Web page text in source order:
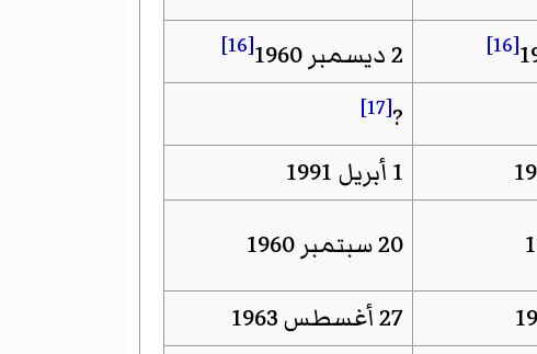
[16] 2 ديسمبر 1960 [16]
?
[17]
1 أبريل 1991
20 سبتمبر 1960
27 أغسطس 1963